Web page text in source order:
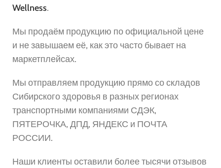
Wellness.
Мы продаём продукцию по официальной цене
и не завышаем её, как это часто бывает на
маркетплейсах.
Мы отправляем продукцию прямо со складов
Сибирского здоровья в разных регионах
транспортными компаниями СДЭК,
ПЯТЕРОЧКА, ДПД, ЯНДЕКС и ПОЧТА
РОССИИ.
Наши клиенты оставили более тысячи отзывов